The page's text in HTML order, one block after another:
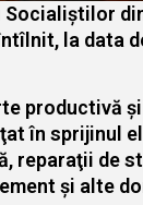
la data
productivă
în sprijinul
reparaţii de
și alte